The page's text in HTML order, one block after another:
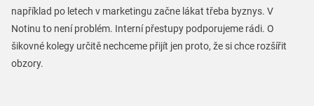
například po letech v marketingu začne lákat třeba byznys. V
Notinu to není problém. Interní přestupy podporujeme rádi. O
šikovné kolegy určitě nechceme přijít jen proto, že si chce rozšířit
obzory.